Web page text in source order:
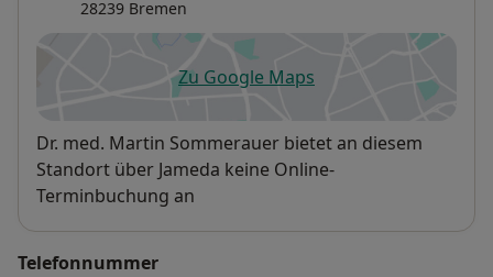
28239 Bremen
Zu Google Mapsöffnet in einer neuen
Verfügbarkeit
Dr. med. Martin Sommerauer bietet an diesem
Standort über Jameda keine Online-
Terminbuchung an
Telefonnummer